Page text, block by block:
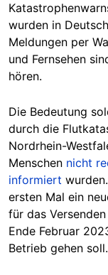
wurden in
Meldungen per
und Fernsehen
hören.
Die Bedeutung
durch die
Nordrhein-
Menschen nicht
informiert
ersten Mal ein
für das
Ende Februar
Betrieb gehen soll.